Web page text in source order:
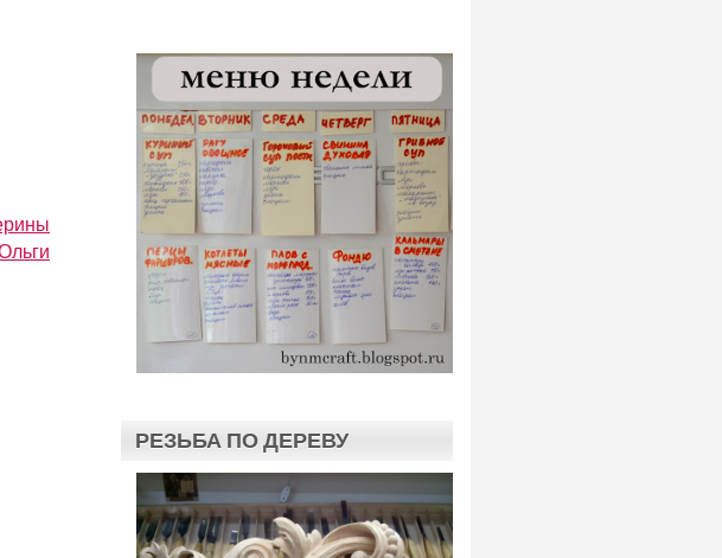
РЕЗЬБА ПО ДЕРЕВУ